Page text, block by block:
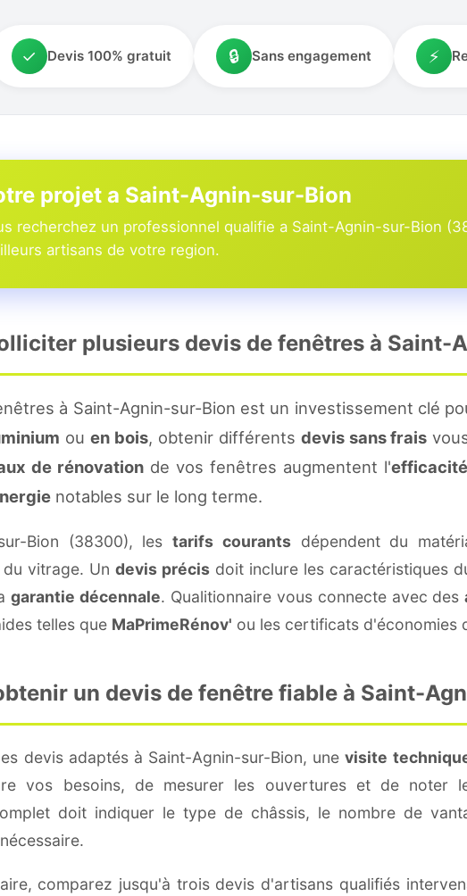
✓ Devis 100% gratuit 🔒 Sans engagement ⚡
projet a Saint-Agnin-sur-Bion
recherchez un professionnel qualifie a Saint-Agnin-sur-Bion
artisans de votre region.
plusieurs devis de fenêtres à Saint-
à Saint-Agnin-sur-Bion est un investissement clé
ou en bois, obtenir différents devis sans frais
de rénovation de vos fenêtres augmentent l'
notables sur le long terme.
Bion (38300), les tarifs courantsdépendent du
du vitrage. Un devis précis doit inclure les caractéristiques
garantie décennale. Qualitionnaire vous connecte avec des
telles que MaPrimeRénov' ou les certificats d'économies
un devis de fenêtre fiable à Saint-
devis adaptés à Saint-Agnin-sur-Bion, unevisite
vos besoins, de mesurer les ouvertures et de noter
doit indiquer le type de châssis, le nombre de
comparez jusqu'à trois devis d'artisans qualifiés